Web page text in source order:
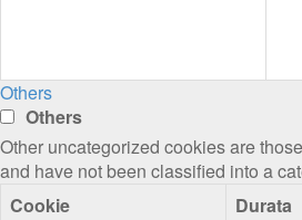
Others
Others
Other uncategorized cookies are
and have not been classified into a
Cookie
Durata